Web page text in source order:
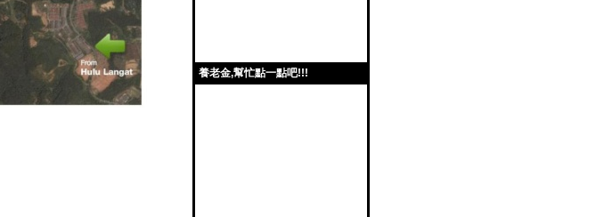
養老金,幫忙點一點吧!!!